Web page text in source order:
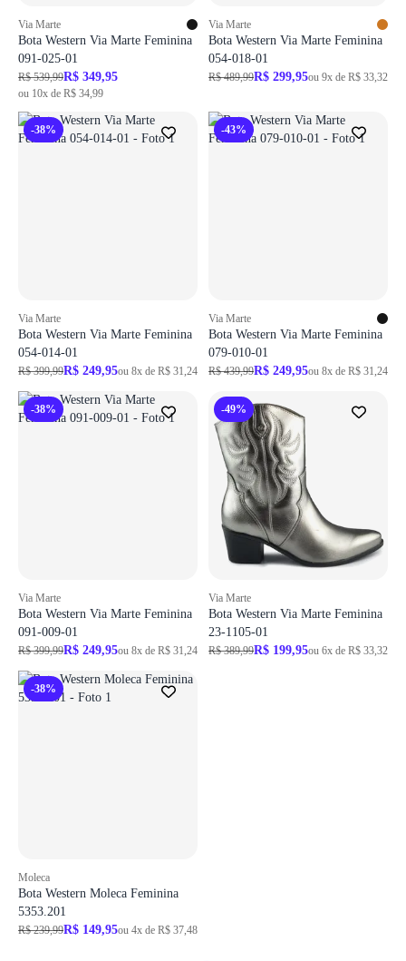
Via Marte
Bota Western Via Marte Feminina
091-025-01
R$ 539,99R$ 349,95
ou 10x de R$ 34,99
Via Marte
Bota Western Via Marte Feminina
054-018-01
R$ 489,99R$ 299,95ou 9x de R$ 33,32
-38%
Via Marte
Bota Western Via Marte Feminina
054-014-01
R$ 399,99R$ 249,95ou 8x de R$ 31,24
-43%
Via Marte
Bota Western Via Marte Feminina
079-010-01
R$ 439,99R$ 249,95ou 8x de R$ 31,24
-38%
Via Marte
Bota Western Via Marte Feminina
091-009-01
R$ 399,99R$ 249,95ou 8x de R$ 31,24
-49%
Via Marte
Bota Western Via Marte Feminina
23-1105-01
R$ 389,99R$ 199,95ou 6x de R$ 33,32
-38%
Moleca
Bota Western Moleca Feminina
5353.201
R$ 239,99R$ 149,95ou 4x de R$ 37,48